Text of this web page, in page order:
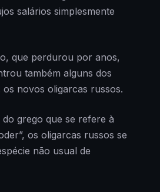
salários simplesmente
que perdurou por anos,
também alguns dos
os novos oligarcas russos.
grego que se refere à
os oligarcas russos se
não usual de